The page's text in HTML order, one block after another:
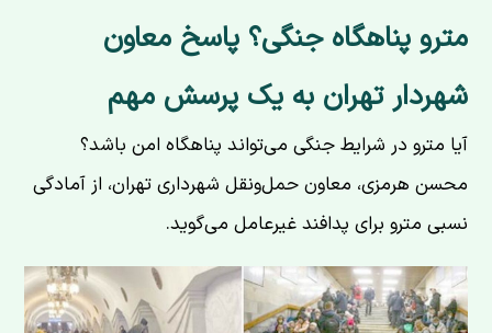
مترو پناهگاه جنگی؟ پاسخ معاون
شهردار تهران به یک پرسش مهم
آیا مترو در شرایط جنگی می‌تواند پناهگاه امن باشد؟
محسن هرمزی، معاون حمل‌ونقل شهرداری تهران، از آمادگی
نسبی مترو برای پدافند غیرعامل می‌گوید.